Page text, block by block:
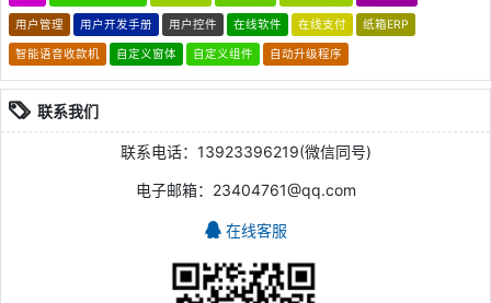
用户管理 用户开发手册 用户控件 在线软件 在线支付 纸箱ERP
智能语音收款机 自定义窗体 自定义组件 自动升级程序
联系我们
联系电话：13923396219(微信同号)
电子邮箱：23404761@qq.com
在线客服